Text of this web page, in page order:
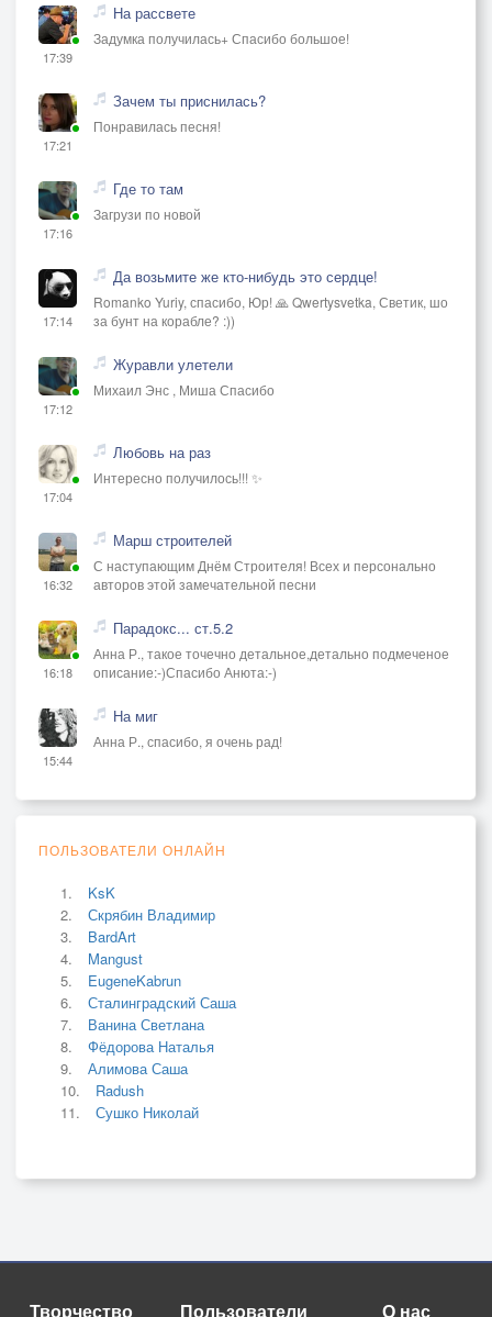
17:39
На рассвете
Задумка получилась+ Спасибо большое!
17:21
Зачем ты приснилась?
Понравилась песня!
17:16
Где то там
Загрузи по новой
17:14
Да возьмите же кто-нибудь это сердце!
Romanko Yuriy, спасибо, Юр! 🙏 Qwertysvetka, Светик, шо
за бунт на корабле? :))
17:12
Журавли улетели
Михаил Энс , Миша Спасибо
17:04
Любовь на раз
Интересно получилось!!! ✨
16:32
Марш строителей
С наступающим Днём Строителя! Всех и персонально
авторов этой замечательной песни
16:18
Парадокс... ст.5.2
Анна Р., такое точечно детальное,детально подмеченое
описание:-)Спасибо Анюта:-)
15:44
На миг
Анна Р., спасибо, я очень рад!
ПОЛЬЗОВАТЕЛИ ОНЛАЙН
KsK
Скрябин Владимир
BardArt
Mangust
EugeneKabrun
Сталинградский Саша
Ванина Светлана
Фёдорова Наталья
Алимова Саша
Radush
Сушко Николай
Творчество Пользователи О нас